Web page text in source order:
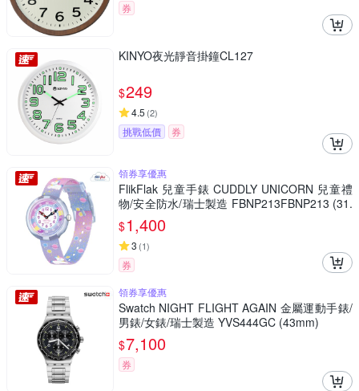
券
KINYO夜光靜音掛鐘CL127
$249
4.5 (2)
挑戰低價 券
領券享優惠
FlikFlak 兒童手錶 CUDDLY UNICORN 兒童禮
物/安全防水/瑞士製造 FBNP213FBNP213 (31.
85mm)
$1,400
3 (1)
券
領券享優惠
Swatch NIGHT FLIGHT AGAIN 金屬運動手錶/
男錶/女錶/瑞士製造 YVS444GC (43mm)
$7,100
券